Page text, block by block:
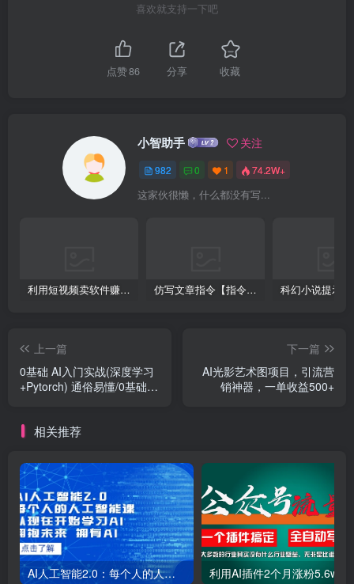
喜欢就支持一下吧
点赞86 分享 收藏
小智助手 关注
982 0 1 74.2W+
这家伙很懒，什么都没有写...
利用短视频卖软件赚钱，新手小白轻松月入10000+！ 仿写文章指令【指令+教程】
上一篇
0基础 AI入门实战(深度学习
+Pytorch) 通俗易懂/0基础入
下一篇
AI光影艺术图项目，引流营
销神器，一单收益500+
相关推荐
AI人工智能2.0：每个人的人工智能课：从现在开始学习AI（38节课）